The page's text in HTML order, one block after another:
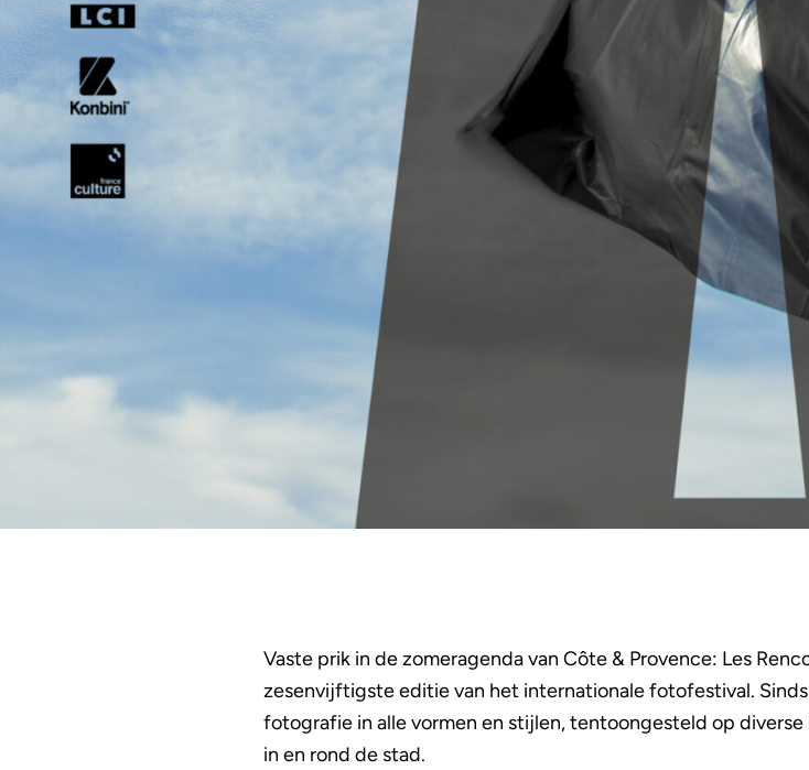
Vaste prik in de zomeragenda van Côte & Provence: Les
zesenvijftigste editie van het internationale fotofestival.
fotografie in alle vormen en stijlen, tentoongesteld op
in en rond de stad.